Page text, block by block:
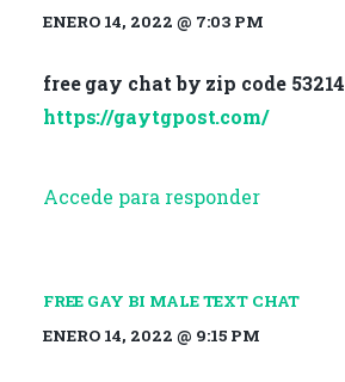
ENERO 14, 2022 @ 7:03 PM
free gay chat by zip code 53214
https://gaytgpost.com/
Accede para responder
FREE GAY BI MALE TEXT CHAT
ENERO 14, 2022 @ 9:15 PM